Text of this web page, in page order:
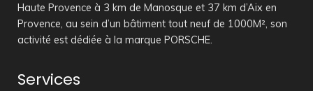
Haute Provence à 3 km de Manosque et 37 km d’Aix en
Provence, au sein d’un bâtiment tout neuf de 1000M², son
activité est dédiée à la marque PORSCHE.
Services